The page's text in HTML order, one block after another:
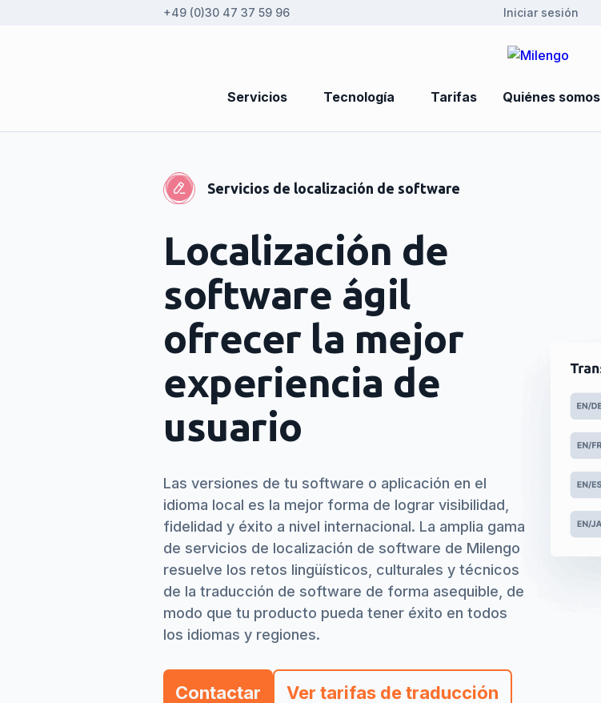
+49 (0)30 47 37 59 96 Iniciar sesión
Servicios Tecnología Tarifas Quiénes somos
Servicios de localización de software
Localización de
software ágil
ofrecer la mejor
experiencia de
usuario
Las versiones de tu software o aplicación en el
idioma local es la mejor forma de lograr visibilidad,
fidelidad y éxito a nivel internacional. La amplia gama
de servicios de localización de software de Milengo
resuelve los retos lingüísticos, culturales y técnicos
de la traducción de software de forma asequible, de
modo que tu producto pueda tener éxito en todos
los idiomas y regiones.
Contactar Ver tarifas de traducción